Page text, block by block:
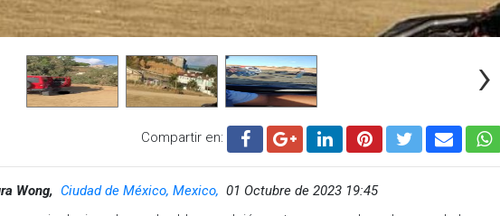
contenido |www.cadenanoticias.com | Twitter: @cadena_noticias|
| ›
Compartir en:
Wong, Ciudad de México, Mexico, 01 Octubre de 2023 19:45